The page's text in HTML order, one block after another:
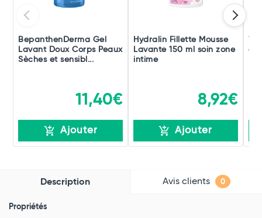
BepanthenDerma Gel
Lavant Doux Corps Peaux
Sèches et sensibl...
11,40€
Ajouter
Hydralin Fillette Mousse
Lavante 150 ml soin zone
intime
8,92€
Ajouter
60
Description Avis clients 0
Propriétés